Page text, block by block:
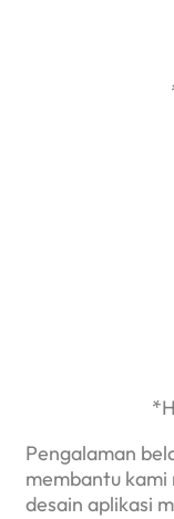
Pengalaman
membantu kami
desain aplikasi